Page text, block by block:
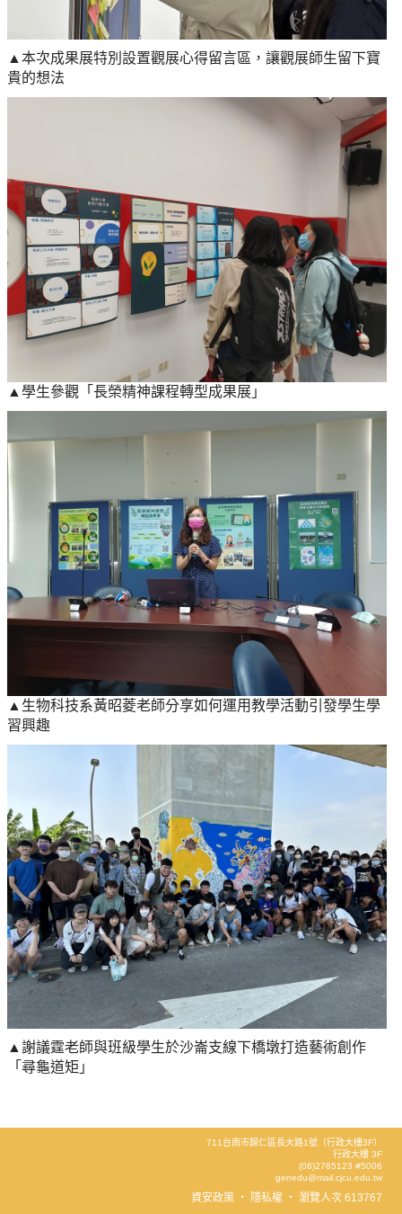
▲本次成果展特別設置觀展心得留言區，讓觀展師生留下寶
貴的想法
▲學生參觀「長榮精神課程轉型成果展」
▲生物科技系黃昭菱老師分享如何運用教學活動引發學生學
習興趣
▲謝議霆老師與班級學生於沙崙支線下橋墩打造藝術創作
「尋龜道矩」
711台南市歸仁區長大路1號（行政大樓3F）
行政大樓 3F
(06)2785123 #5006
genedu@mail.cjcu.edu.tw
資安政策 ‧ 隱私權 ‧ 瀏覽人次 613767